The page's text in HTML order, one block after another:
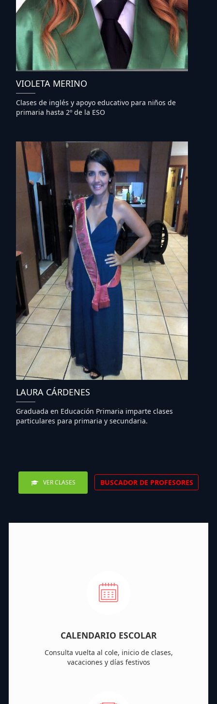
VIOLETA MERINO
Clases de inglés y apoyo educativo para niños de
primaria hasta 2º de la ESO
LAURA CÁRDENES
Graduada en Educación Primaria imparte clases
particulares para primaria y secundaria.
VER CLASES BUSCADOR DE PROFESORES
CALENDARIO ESCOLAR
Consulta vuelta al cole, inicio de clases,
vacaciones y días festivos